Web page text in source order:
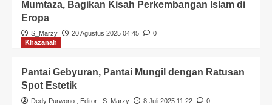
Mumtaza, Bagikan Kisah Perkembangan Islam di
Eropa
S_Marzy 20 Agustus 2025 04:45
0
Khazanah
Pantai Gebyuran, Pantai Mungil dengan Ratusan
Spot Estetik
Dedy Purwono , Editor : S_Marzy 8 Juli 2025 11:22
0